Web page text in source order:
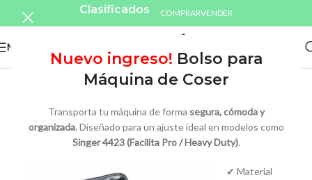
Nuevo ingreso! Bolso para
Máquina de Coser
Transporta tu máquina de forma segura, cómoda y
organizada. Diseñado para un ajuste ideal en modelos como
Singer 4423 (Facilita Pro / Heavy Duty).
✔ Material
Clasificados COMPRARVENDER
MENU